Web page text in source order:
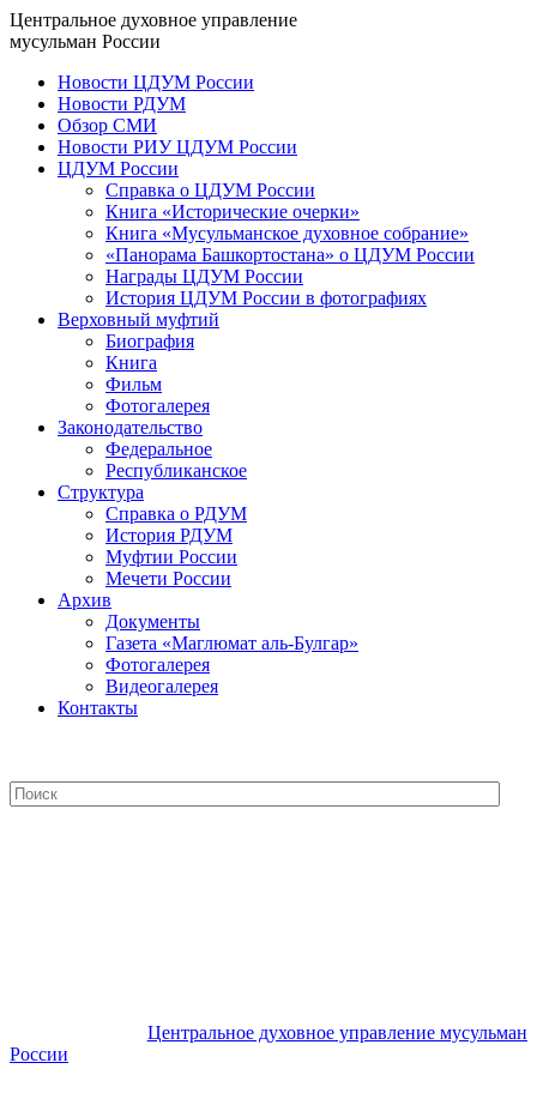
Центральное духовное управление
мусульман России
Новости ЦДУМ России
Новости РДУМ
Обзор СМИ
Новости РИУ ЦДУМ России
ЦДУМ России
Справка о ЦДУМ России
Книга «Исторические очерки»
Книга «Мусульманское духовное собрание»
«Панорама Башкортостана» о ЦДУМ России
Награды ЦДУМ России
История ЦДУМ России в фотографиях
Верховный муфтий
Биография
Книга
Фильм
Фотогалерея
Законодательство
Федеральное
Республиканское
Структура
Справка о РДУМ
История РДУМ
Муфтии России
Мечети России
Архив
Документы
Газета «Маглюмат аль-Булгар»
Фотогалерея
Видеогалерея
Контакты
Центральное духовное управление мусульман
России